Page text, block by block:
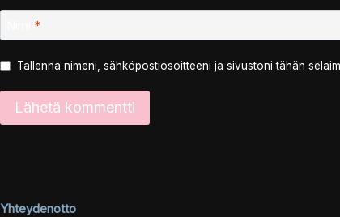
*
Tallenna nimeni, sähköpostiosoitteeni ja sivustoni tähän
Yhteydenotto